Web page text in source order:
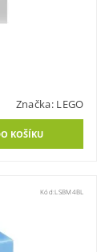
Značka: LEGO
Kód:LSBM4BL